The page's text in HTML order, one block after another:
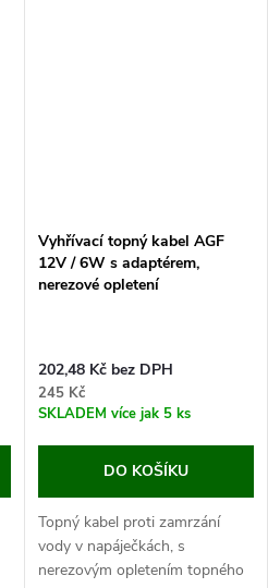
Vyhřívací topný kabel AGF
12V / 6W s adaptérem,
nerezové opletení
202,48 Kč bez DPH
245 Kč
SKLADEM více jak 5 ks
DO KOŠÍKU
Topný kabel proti zamrzání
vody v napáječkách, s
nerezovým opletením topného